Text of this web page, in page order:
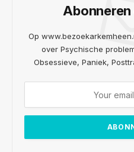
Op
over Psychische
Obsessieve, Paniek,